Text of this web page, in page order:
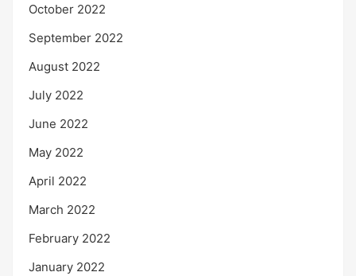
October 2022
September 2022
August 2022
July 2022
June 2022
May 2022
April 2022
March 2022
February 2022
January 2022